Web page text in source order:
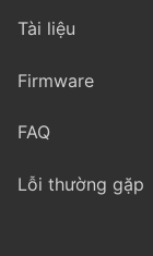
Tài liệu
Firmware
FAQ
Lỗi thường gặp